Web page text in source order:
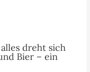
dreht sich
Bier – ein